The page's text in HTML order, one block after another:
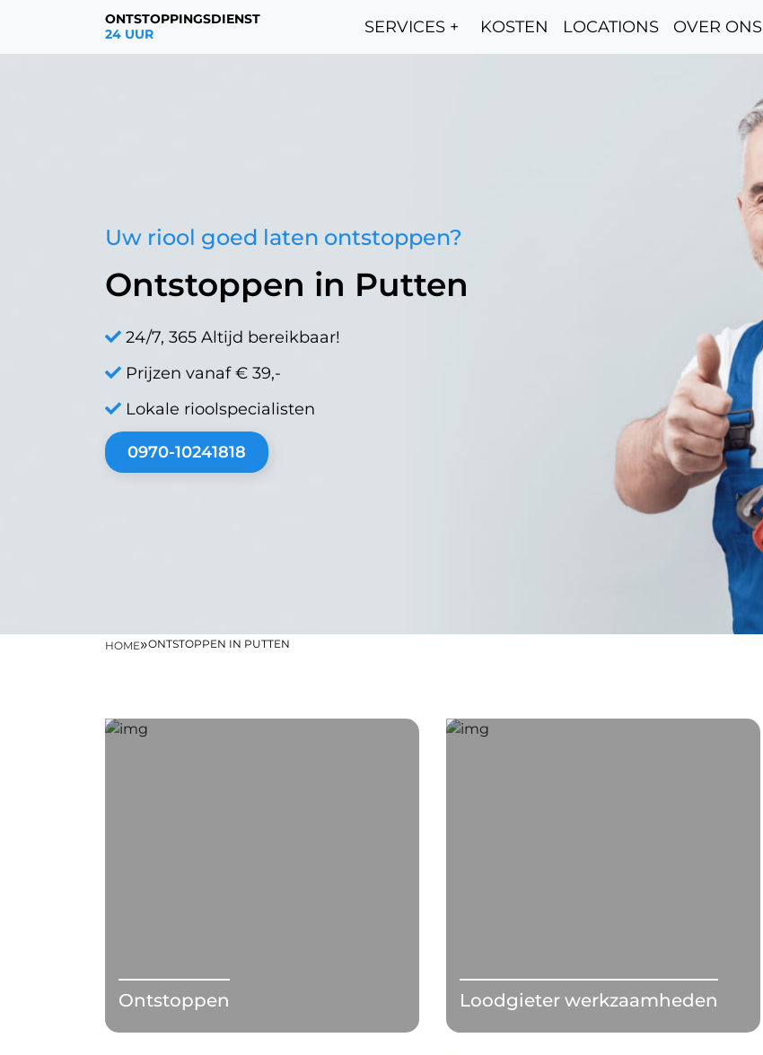
ONTSTOPPINGSDIENST
24 UUR
SERVICES + KOSTEN LOCATIONS OVER ONS
Uw riool goed laten ontstoppen?
Ontstoppen in Putten
24/7, 365 Altijd bereikbaar!
Prijzen vanaf € 39,-
Lokale rioolspecialisten
0970-10241818
HOME»ONTSTOPPEN IN PUTTEN
Ontstoppen Loodgieter werkzaamheden